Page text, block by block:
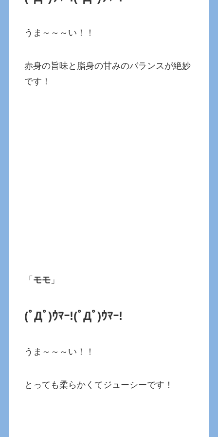
うま～～～い！！
赤身の旨味と脂身の甘みのバランスが絶妙
です！
「 モモ 」
(ﾟДﾟ)ｳﾏｰ!(ﾟДﾟ)ｳﾏｰ!
うま～～～い！！
とっても柔らかくてジューシーです！